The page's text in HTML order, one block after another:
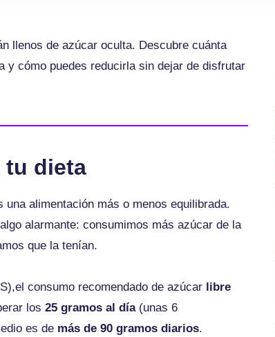
llenos de azúcar oculta. Descubre cuánta
cómo puedes reducirla sin dejar de disfrutar
tu dieta
alimentación más o menos equilibrada.
alarmante: consumimos más azúcar de la
que la tenían.
consumo recomendado de azúcar libre
los25 gramos al día(unas 6
es de más de 90 gramos diarios.